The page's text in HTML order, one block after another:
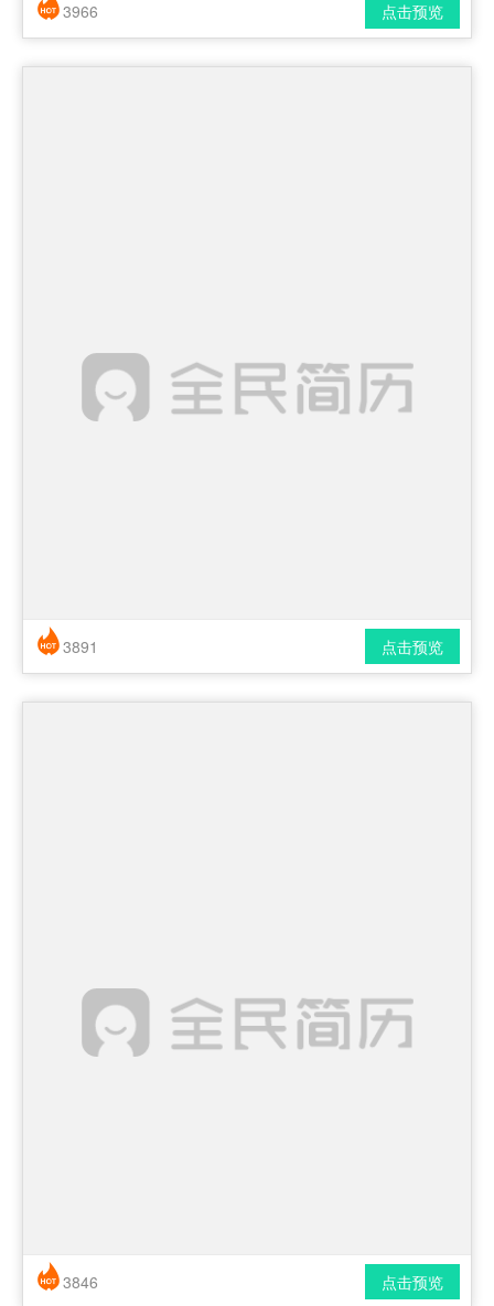
简历风格： 时尚 / 简洁 / 应届生
点击预览
3966
简历风格： 简洁 / 时尚 / 应届生
点击预览
3891
简历风格： 时尚 / 简洁 / 应届生
点击预览
3846